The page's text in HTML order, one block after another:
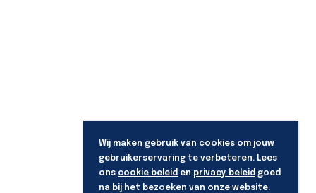
Wij maken gebruik van cookies om jouw
gebruikerservaring te verbeteren. Lees
ons cookie beleid en privacy beleid goed
na bij het bezoeken van onze website.